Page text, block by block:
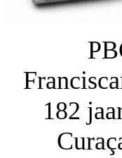
182